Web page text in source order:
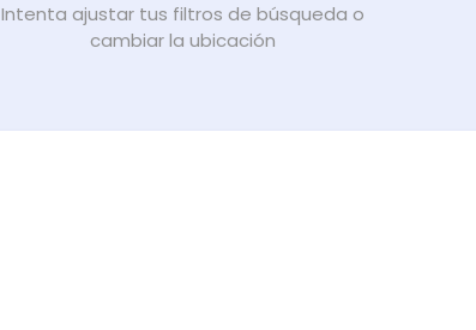
Intenta ajustar tus filtros de búsqueda o
cambiar la ubicación